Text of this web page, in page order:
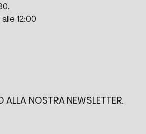
12:00
ALLA NOSTRA NEWSLETTER.